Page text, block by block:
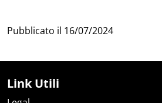
Pubblicato il 16/07/2024
Link Utili